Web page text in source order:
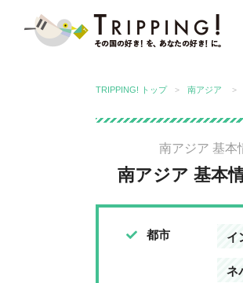
TRIPPING! トップ 南アジア
南アジア 基本
南アジア 基本
都市 イ
ネ